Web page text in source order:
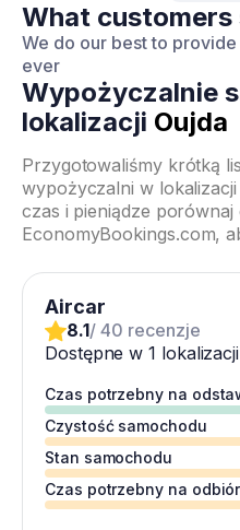
What customers
We do our best to
ever
Wypożyczalnie
lokalizacji Oujda
Przygotowaliśmy krótką
wypożyczalni w
czas i pieniądze
EconomyBookings.com,
Aircar
8.1/ 40 recenzje
Dostępne w 1 lokalizacji
Czas potrzebny na
Czystość samochodu
Stan samochodu
Czas potrzebny na